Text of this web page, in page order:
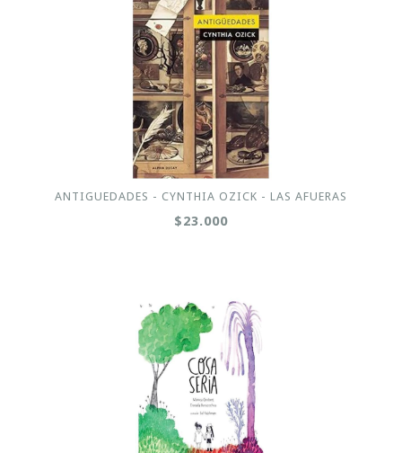
ANTIGUEDADES - CYNTHIA OZICK - LAS AFUERAS
$23.000